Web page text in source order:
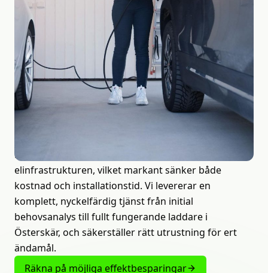
Ni
motorvärmare?
Utnyttja
infrastrukturendå!
Förvandla era motorvärmaruttag till moderna
laddstationer. Detta är en ekonomiskt fördelaktig
metod som utnyttjar den existerande
elinfrastrukturen, vilket markant sänker både
kostnad och installationstid. Vi levererar en
komplett, nyckelfärdig tjänst från initial
behovsanalys till fullt fungerande laddare i
Österskär, och säkerställer rätt utrustning för ert
ändamål.
Räkna på möjliga effektbesparingar